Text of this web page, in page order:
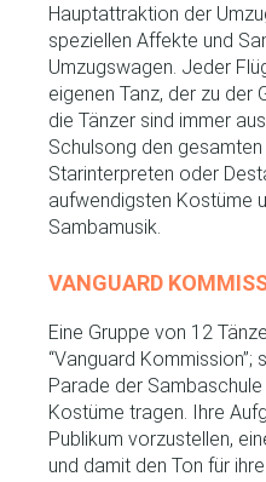
Hauptattraktion der
speziellen Affekte und
Umzugswagen. Jeder
eigenen Tanz, der zu der
die Tänzer sind immer
Schulsong den gesamten
Starinterpreten oder
aufwendigsten Kostüme
Sambamusik.
VANGUARD
Eine Gruppe von 12
“Vanguard Kommission”;
Parade der
Kostüme tragen. Ihre
Publikum vorzustellen,
und damit den Ton für